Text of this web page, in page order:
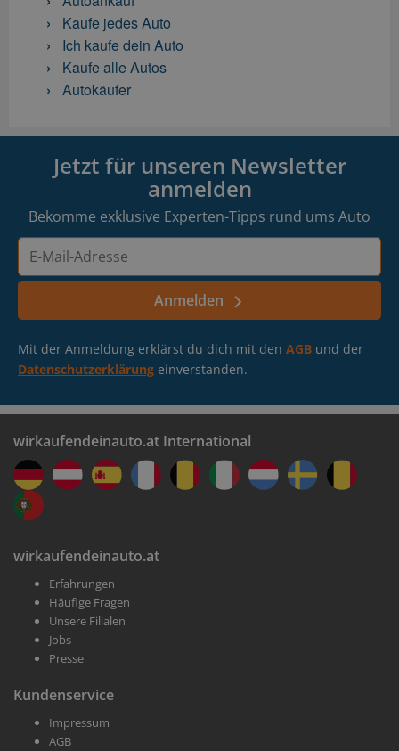
Kaufe jedes Auto
Ich kaufe dein Auto
Kaufe alle Autos
Autokäufer
Jetzt für unseren Newsletter
anmelden
Bekomme exklusive Experten-Tipps rund ums Auto
Adresse
Anmelden
Mit der Anmeldung erklärst du dich mit den AGB und der
Datenschutzerklärung einverstanden.
wirkaufendeinauto.at International
wirkaufendeinauto.at
Erfahrungen
Häufige Fragen
Unsere Filialen
Jobs
Presse
Kundenservice
Impressum
AGB